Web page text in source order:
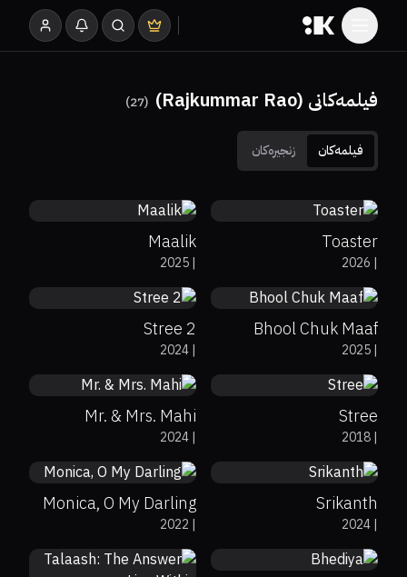
فیلمەکانی (Rajkummar Rao) (
27
)
فیلمەکان زنجیرەکان 4.8
0%
0%
Toaster
|
2026
Maalik
|
2025
5.9
0%
Bhool Chuk Maaf
|
2025
7.7
67%
Stree 2
|
2024
7.5
79%
0%
Stree
|
2018
6.5
64%
Mr. & Mrs. Mahi
|
2024
7.9
Srikanth
|
2024
7.4
81%
Monica, O My Darling
|
2022
7.3
7.2